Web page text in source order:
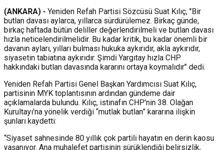
(ANKARA) - Yeniden Refah Partisi Sözcüsü Suat Kılıç, "Bir
butlan davası aylarca, yıllarca sürdürülemez. Birkaç günde,
birkaç haftada bütün deliller değerlendirilmeli ve butlan davası
hızla neticelendirilmelidir. Bu kadar kritik, bu kadar önemli bir
davanın ayları, yılları bulması hukuka aykırıdır, akla aykırıdır,
siyasetin tabiatına aykırıdır. Şimdi Yargıtay hızla CHP
hakkındaki butlan davasında kararını ortaya koymalıdır" dedi.
Yeniden Refah Partisi Genel Başkan Yardımcısı Suat Kılıç,
partisinin MYK toplantısının ardından gündeme dair
açıklamalarda bulundu. Kılıç, istinafın CHP'nin 38. Olağan
Kurultayı'na yönelik verdiği “mutlak butlan” kararına ilişkin
şunları kaydetti:
“Siyaset sahnesinde 80 yıllık çok partili hayatın en derin kaosu
yaşanıyor. Ana muhalefet partisinin sürüklendiği belirsizlik,